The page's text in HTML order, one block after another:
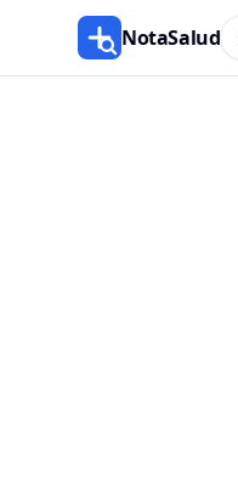
NotaSalud